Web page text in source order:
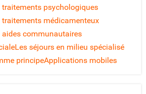
traitements psychologiques
traitements médicamenteux
aides communautaires
Les séjours en milieu spécialisé
principeApplications mobiles